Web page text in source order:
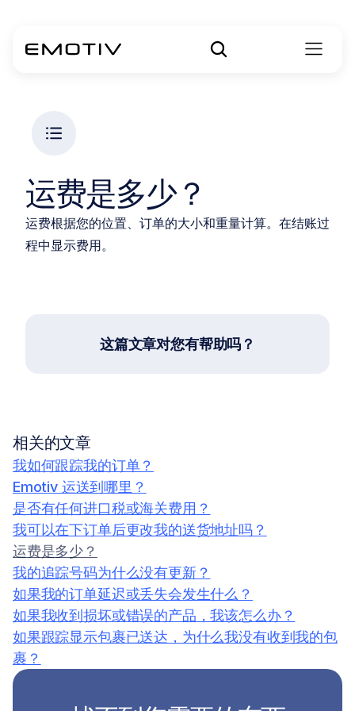
运费是多少？
运费根据您的位置、订单的大小和重量计算。在结账过
程中显示费用。
这篇文章对您有帮助吗？
相关的文章
我如何跟踪我的订单？
Emotiv 运送到哪里？
是否有任何进口税或海关费用？
我可以在下订单后更改我的送货地址吗？
运费是多少？
我的追踪号码为什么没有更新？
如果我的订单延迟或丢失会发生什么？
如果我收到损坏或错误的产品，我该怎么办？
如果跟踪显示包裹已送达，为什么我没有收到我的包
裹？